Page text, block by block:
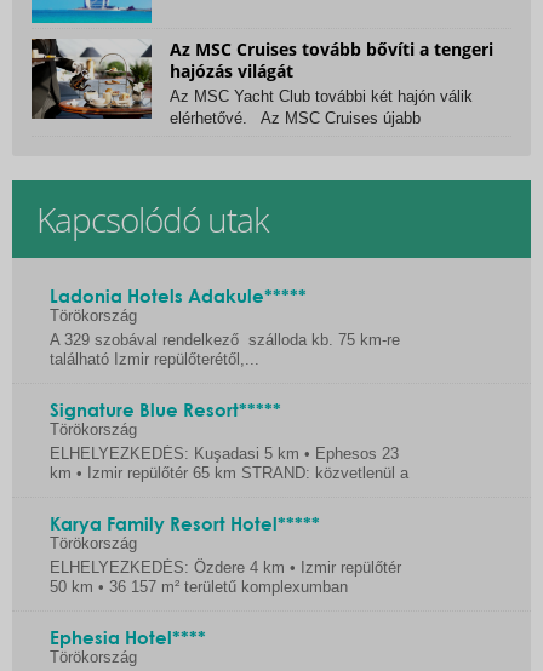
Az MSC Cruises tovább bővíti a tengeri
hajózás világát
Az MSC Yacht Club további két hajón válik
elérhetővé. Az MSC Cruises újabb
Kapcsolódó utak
Ladonia Hotels Adakule*****
Törökország
A 329 szobával rendelkező szálloda kb. 75 km-re
található Izmir repülőterétől,...
Signature Blue Resort*****
Törökország
ELHELYEZKEDÉS: Kuşadasi 5 km • Ephesos 23
km • Izmir repülőtér 65 km STRAND: közvetlenül a
Karya Family Resort Hotel*****
Törökország
ELHELYEZKEDÉS: Özdere 4 km • Izmir repülőtér
50 km • 36 157 m² területű komplexumban
Ephesia Hotel****
Törökország